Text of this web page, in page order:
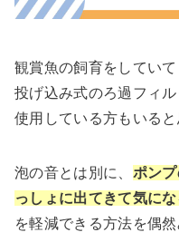
観賞魚の飼育をしてい
投げ込み式のろ過フィ
使用している方もいると
泡の音とは別に、 ポン
っしょに出てきて気に
を軽減できる方法を偶然